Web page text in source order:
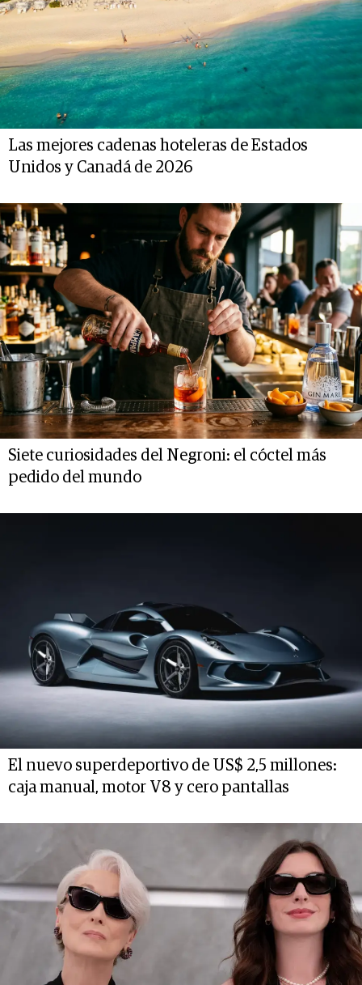
Las mejores cadenas hoteleras de Estados
Unidos y Canadá de 2026
Siete curiosidades del Negroni: el cóctel más
pedido del mundo
El nuevo superdeportivo de US$ 2,5 millones:
caja manual, motor V8 y cero pantallas